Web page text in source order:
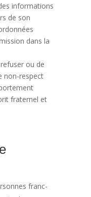
informations
de son
dans la
ou de
non-respect
fraternel et
franc-